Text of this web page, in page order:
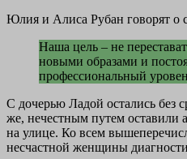
Юлия и Алиса Рубан говорят о
Наша цель – не
новыми образами и
профессиональный
С дочерью Ладой остались без
же, нечестным путем оставили
на улице. Ко всем
несчастной женщины